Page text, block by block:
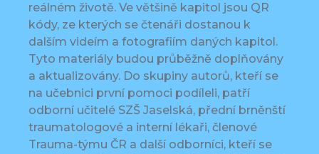
reálném životě. Ve většině kapitol jsou QR
kódy, ze kterých se čtenáři dostanou k
dalším videím a fotografiím daných kapitol.
Tyto materiály budou průběžně doplňovány
a aktualizovány. Do skupiny autorů, kteří se
na učebnici první pomoci podíleli, patří
odborní učitelé SZŠ Jaselská, přední brněnští
traumatologové a interní lékaři, členové
Trauma-týmu ČR a další odborníci, kteří se